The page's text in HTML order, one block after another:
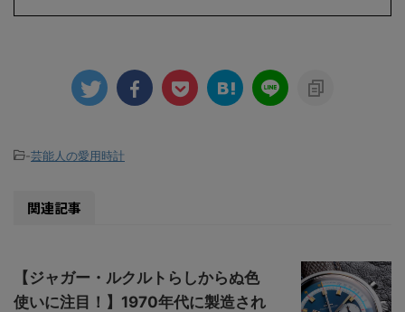
-芸能人の愛用時計
関連記事
【ジャガー・ルクルトらしからぬ色
使いに注目！】1970年代に製造され